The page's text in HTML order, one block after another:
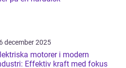
december 2025
motorer i modern
Effektiv kraft med fokus